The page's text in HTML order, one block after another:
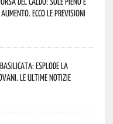
Ecco le previsioni
esplode la
Le ultime notizie